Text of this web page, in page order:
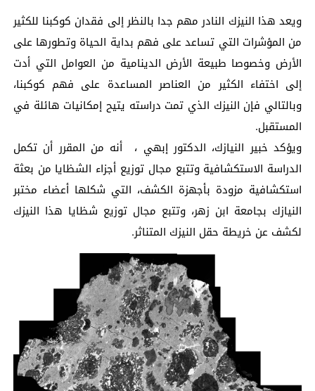
ويعد هذا النيزك النادر مهم جدا بالنظر إلى فقدان كوكبنا للكثير
من المؤشرات التي تساعد على فهم بداية الحياة وتطورها على
الأرض وخصوصا طبيعة الأرض الدينامية من العوامل التي أدت
إلى اختفاء الكثير من العناصر المساعدة على فهم كوكبنا،
وبالتالي فإن النيزك الذي تمت دراسته يتيح إمكانيات هائلة في
المستقبل.
ويؤكد خبير النيازك، الدكتور إبهي ، أنه من المقرر أن تكمل
الدراسة الاستكشافية وتتبع مجال توزيع أجزاء الشظايا من بعثة
استكشافية مزودة بأجهزة الكشف، التي شكلها أعضاء مختبر
النيازك بجامعة ابن زهر، وتتبع مجال توزيع شظايا هذا النيزك
لكشف عن خريطة حقل النيزك المتناثر.